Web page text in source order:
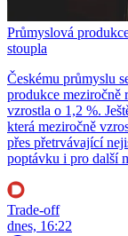
Průmyslová
stoupla
Českému průmyslu
produkce meziročně
vzrostla o 1,2 %.
která meziročně
přes přetrvávající
poptávku i pro další
Trade-off
dnes, 16:22